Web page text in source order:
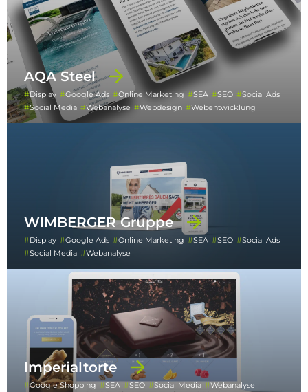
AQA Steel
Display Google Ads Online Marketing SEA SEO
Social Ads
Social Media
Webanalyse Webdesign Webentwicklung
WIMBERGER Gruppe
Display Google Ads Online Marketing SEA SEO
Social Ads
Social Media
Webanalyse
Imperialtorte
Google Shopping SEA SEO Social Media
Webanalyse